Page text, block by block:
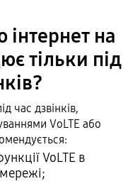
на
тільки під
час дзвінків,
VoLTE або
VoLTE в